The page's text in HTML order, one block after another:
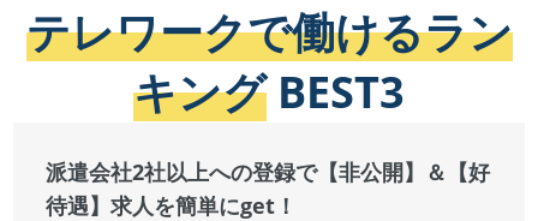
テレワークで働けるラン
キング BEST3
派遣会社2社以上への登録で【非公開】＆【好
待遇】求人を簡単にget！